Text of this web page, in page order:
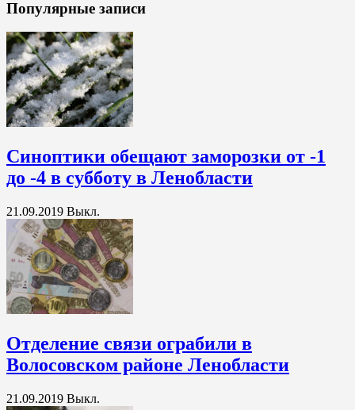
Популярные записи
Синоптики обещают заморозки от -1
до -4 в субботу в Ленобласти
21.09.2019 Выкл.
Отделение связи ограбили в
Волосовском районе Ленобласти
21.09.2019 Выкл.